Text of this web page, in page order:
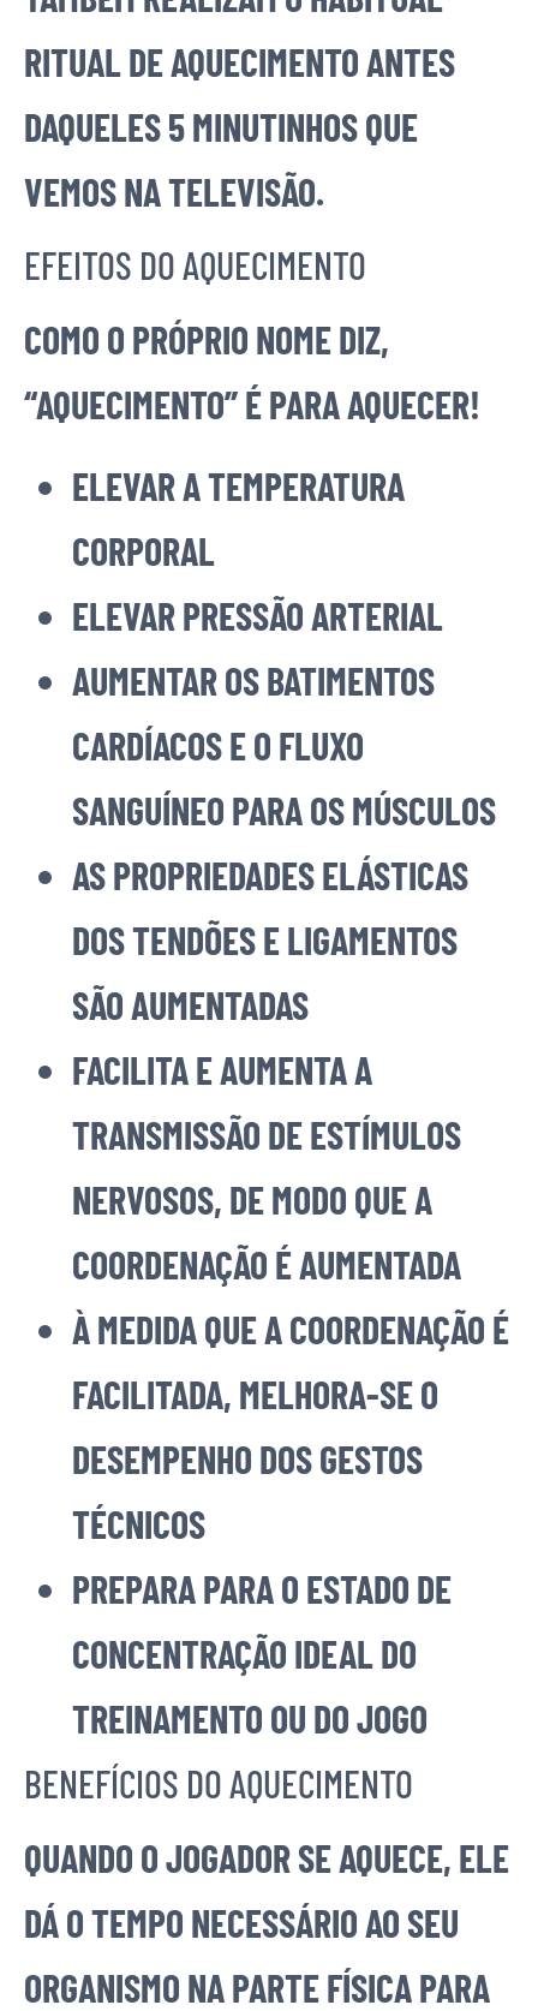
RITUAL DE AQUECIMENTO ANTES
DAQUELES 5 MINUTINHOS QUE
VEMOS NA TELEVISÃO.
EFEITOS DO AQUECIMENTO
COMO O PRÓPRIO NOME DIZ,
“AQUECIMENTO” É PARA AQUECER!
ELEVAR A TEMPERATURA
CORPORAL
ELEVAR PRESSÃO ARTERIAL
AUMENTAR OS BATIMENTOS
CARDÍACOS E O FLUXO
SANGUÍNEO PARA OS MÚSCULOS
AS PROPRIEDADES ELÁSTICAS
DOS TENDÕES E LIGAMENTOS
SÃO AUMENTADAS
FACILITA E AUMENTA A
TRANSMISSÃO DE ESTÍMULOS
NERVOSOS, DE MODO QUE A
COORDENAÇÃO É AUMENTADA
À MEDIDA QUE A COORDENAÇÃO É
FACILITADA, MELHORA-SE O
DESEMPENHO DOS GESTOS
TÉCNICOS
PREPARA PARA O ESTADO DE
CONCENTRAÇÃO IDEAL DO
TREINAMENTO OU DO JOGO
BENEFÍCIOS DO AQUECIMENTO
QUANDO O JOGADOR SE AQUECE, ELE
DÁ O TEMPO NECESSÁRIO AO SEU
ORGANISMO NA PARTE FÍSICA PARA